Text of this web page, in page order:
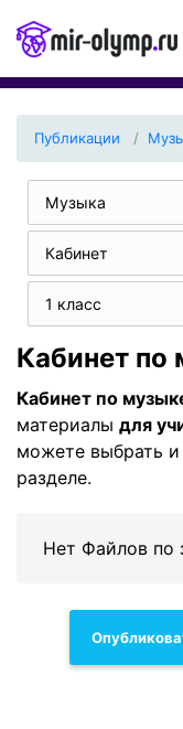
Публикации
Музыка
Кабинет
1 класс
Кабинет по
Кабинет по
материалы для
можете выбрать и
разделе.
Нет Файлов по